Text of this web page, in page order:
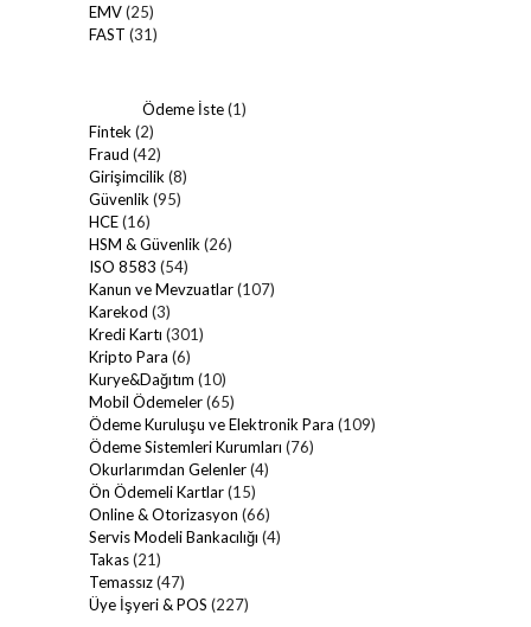
EMV(25)
FAST (31)
Ödeme İste(1)
Fintek (2)
Fraud (42)
Girişimcilik (8)
Güvenlik (95)
HCE(16)
HSM & Güvenlik (26)
ISO 8583 (54)
Kanun ve Mevzuatlar(107)
Karekod (3)
Kredi Kartı (301)
Kripto Para (6)
Kurye&Dağıtım (10)
Mobil Ödemeler(65)
Ödeme Kuruluşu ve Elektronik Para (109)
Ödeme Sistemleri Kurumları (76)
Okurlarımdan Gelenler(4)
Ön Ödemeli Kartlar(15)
Online & Otorizasyon (66)
Servis Modeli Bankacılığı (4)
Takas(21)
Temassız(47)
Üye İşyeri & POS (227)